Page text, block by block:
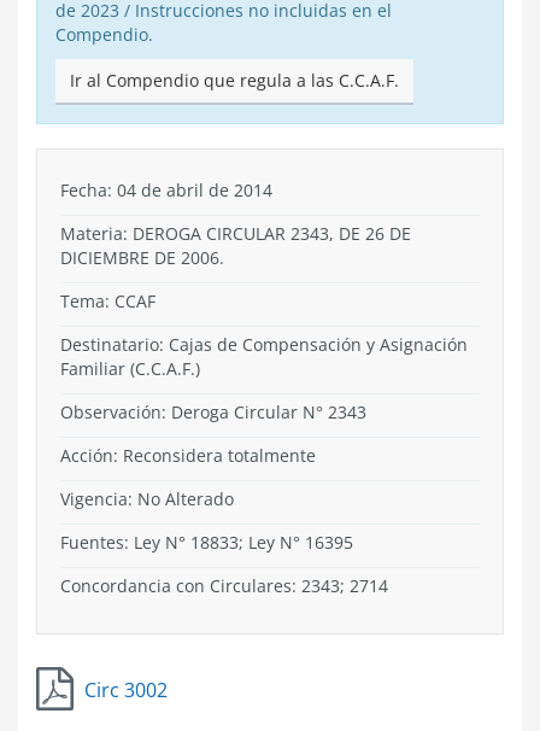
de 2023 / Instrucciones no incluidas en el
Compendio.
Ir al Compendio que regula a las C.C.A.F.
Fecha: 04 de abril de 2014
Materia: DEROGA CIRCULAR 2343, DE 26 DE
DICIEMBRE DE 2006.
Tema: CCAF
Destinatario: Cajas de Compensación y Asignación
Familiar (C.C.A.F.)
Observación: Deroga Circular N° 2343
Acción: Reconsidera totalmente
Vigencia: No Alterado
Fuentes: Ley N° 18833; Ley N° 16395
Concordancia con Circulares: 2343; 2714
Circ 3002